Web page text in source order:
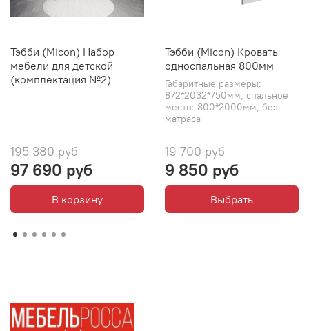
Тэбби (Micon) Набор
мебели для детской
(комплектация №2)
195 380 руб
97 690 руб
В корзину
Тэбби (Micon) Кровать
односпальная 800мм
Габаритные размеры:
872*2032*750мм, спальное
место: 800*2000мм, без
матраса
19 700 руб
9 850 руб
Выбрать